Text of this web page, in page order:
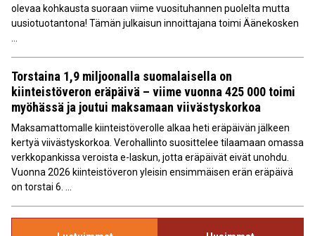
olevaa kohkausta suoraan viime vuosituhannen puolelta mutta
uusiotuotantona! Tämän julkaisun innoittajana toimi Äänekosken
Torstaina 1,9 miljoonalla suomalaisella on
kiinteistöveron eräpäivä – viime vuonna 425 000 toimi
myöhässä ja joutui maksamaan viivästyskorkoa
Maksamattomalle kiinteistöverolle alkaa heti eräpäivän jälkeen
kertyä viivästyskorkoa. Verohallinto suosittelee tilaamaan omassa
verkkopankissa veroista e-laskun, jotta eräpäivät eivät unohdu.
Vuonna 2026 kiinteistöveron yleisin ensimmäisen erän eräpäivä
on torstai 6. ...